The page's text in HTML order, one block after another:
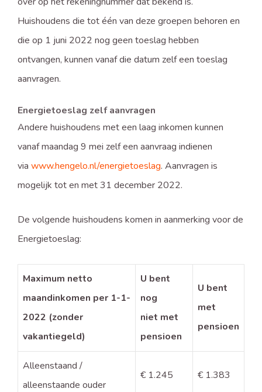
Huishoudens die tot één van deze groepen behoren en
die op 1 juni 2022 nog geen toeslag hebben
ontvangen, kunnen vanaf die datum zelf een toeslag
aanvragen.
Energietoeslag zelf aanvragen
Andere huishoudens met een laag inkomen kunnen
vanaf maandag 9 mei zelf een aanvraag indienen
via www.hengelo.nl/energietoeslag. Aanvragen is
mogelijk tot en met 31 december 2022.
De volgende huishoudens komen in aanmerking voor de
Energietoeslag:
Maximum netto
maandinkomen per 1-1-
2022 (zonder
vakantiegeld)
U bent
nog
niet met
pensioen
U bent
met
pensioen
Alleenstaand /
alleenstaande ouder
€ 1.245 € 1.383